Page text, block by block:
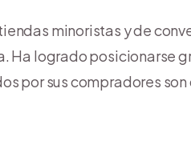
minoristas y de
Ha logrado posicionarse
por sus compradores son